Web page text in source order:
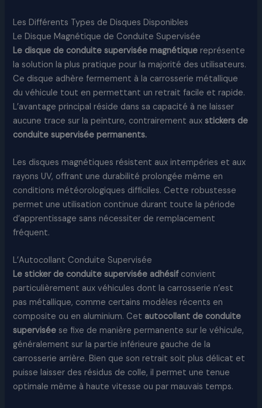
Les Différents Types de Disques Disponibles
Le Disque Magnétique de Conduite Supervisée
Le disque de conduite supervisée magnétique représente
la solution la plus pratique pour la majorité des utilisateurs.
Ce disque adhère fermement à la carrosserie métallique
du véhicule tout en permettant un retrait facile et rapide.
L’avantage principal réside dans sa capacité à ne laisser
aucune trace sur la peinture, contrairement auxstickers de
conduite supervisée permanents.
Les disques magnétiques résistent aux intempéries et aux
rayons UV, offrant une durabilité prolongée même en
conditions météorologiques difficiles. Cette robustesse
permet une utilisation continue durant toute la période
d’apprentissage sans nécessiter de remplacement
fréquent.
L’Autocollant Conduite Supervisée
Le sticker de conduite supervisée adhésif convient
particulièrement aux véhicules dont la carrosserie n’est
pas métallique, comme certains modèles récents en
composite ou en aluminium. Cet autocollant de conduite
supervisée se fixe de manière permanente sur le véhicule,
généralement sur la partie inférieure gauche de la
carrosserie arrière. Bien que son retrait soit plus délicat et
puisse laisser des résidus de colle, il permet une tenue
optimale même à haute vitesse ou par mauvais temps.